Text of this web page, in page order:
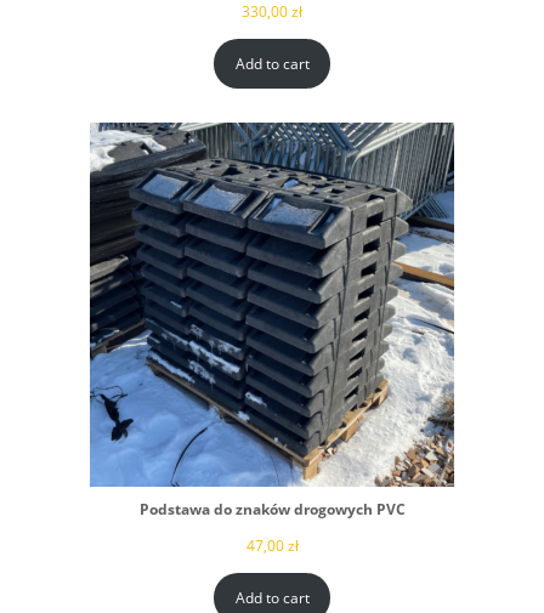
330,00zł
Add to cart
Podstawa do znaków drogowych PVC
47,00zł
Add to cart